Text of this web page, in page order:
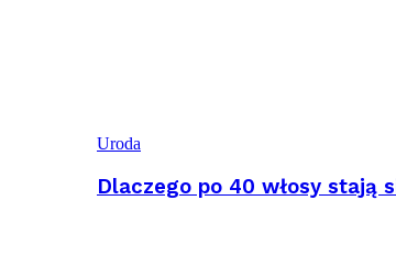
Uroda
Dlaczego po 40 włosy stają